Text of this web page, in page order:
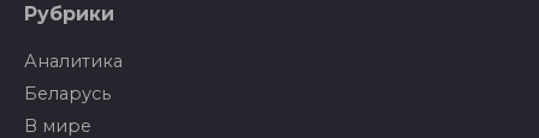
Рубрики
Аналитика
Беларусь
В мире